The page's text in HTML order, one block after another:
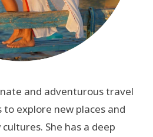
and adventurous travel
to explore new places and
She has a deep